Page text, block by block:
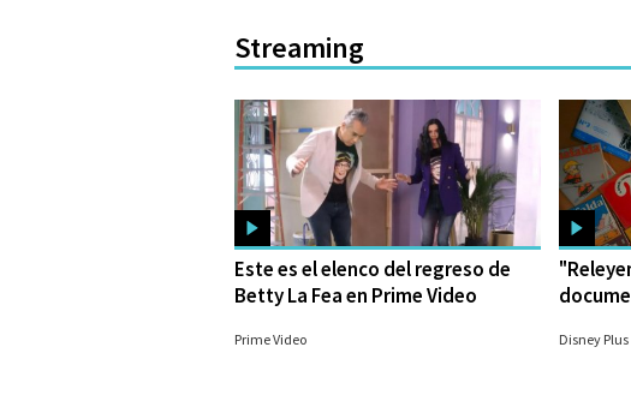
Streaming
Este es el elenco del regreso de
Betty La Fea en Prime Video
Prime Video Disney Plus